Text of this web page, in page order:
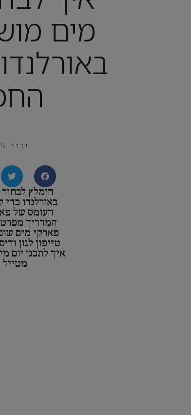
מים
יוני 15, 2026
הומלץ
באורלנדו כדי
העומס של
המדריך
פארקי מים
טייפון לגון
איך לתכנן יום